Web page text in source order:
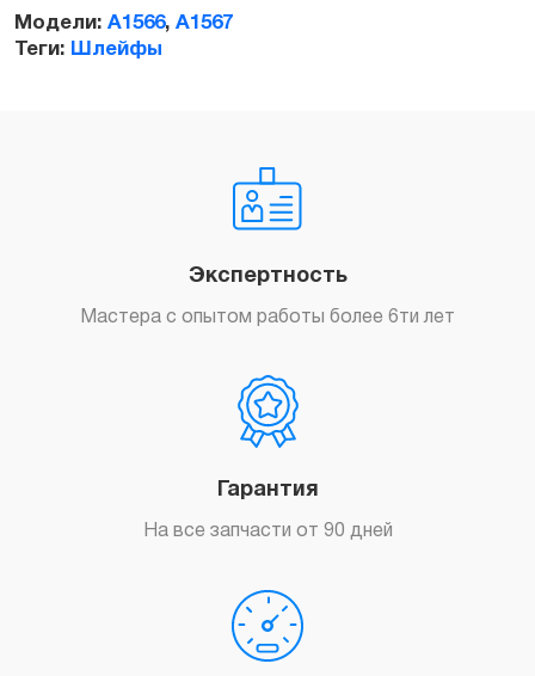
Заказать
Модели: A1566, A1567
Теги: Шлейфы
Экспертность
Мастера с опытом работы более 6ти лет
Гарантия
На все запчасти от 90 дней